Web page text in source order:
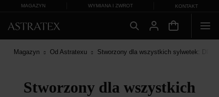
MAGAZYN WYMIANA I ZWROT KONTAKT
Magazyn Od Astratexu Stworzony dla wszystkich sylwetek:
Stworzony dla wszystkich